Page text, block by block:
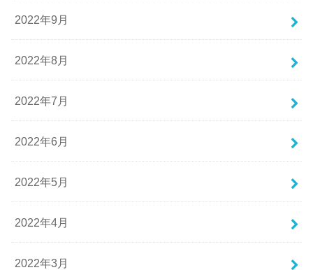
2022年9月
2022年8月
2022年7月
2022年6月
2022年5月
2022年4月
2022年3月